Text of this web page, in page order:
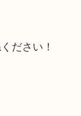
ださい！